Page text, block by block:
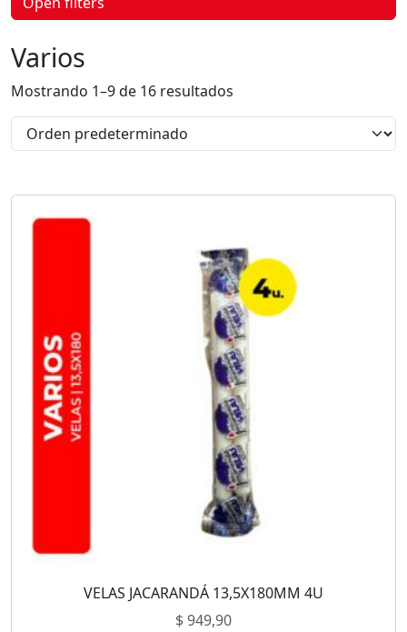
d
u
c
t
o
Varios
Mostrando 1–9 de 16 resultados
VELAS JACARANDÁ 13,5X180MM 4U
$949,90